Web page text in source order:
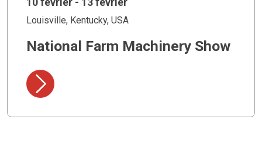
Louisville, Kentucky, USA
National Farm Machinery Show